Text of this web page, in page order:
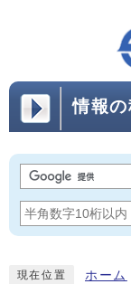
情報
現在位置 ホーム